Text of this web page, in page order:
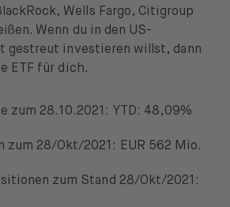
Wells Fargo, Citigroup
Wenn du in den US-
gestreut investieren willst, dann
ETF für dich.
zum 28.10.2021: YTD: 48,09%
zum 28/Okt/2021: EUR 562 Mio.
zum Stand 28/Okt/2021: